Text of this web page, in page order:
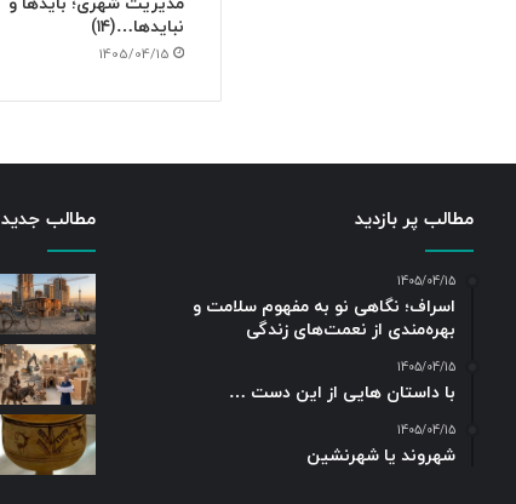
نبایدها…(۱۴)
1405/04/15
مطالب پر بازدید
1405/04/15
اسراف؛ نگاهی نو به مفهوم سلامت و
بهره‌مندی از نعمت‌های زندگی
1405/04/15
با داستان هایی از این دست …
1405/04/15
شهروند یا شهرنشین
مطالب جدید